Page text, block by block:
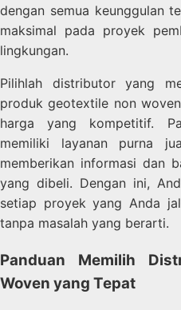
dengan semua keunggulan
maksimal pada proyek
lingkungan.
Pilihlah distributor yang
produk geotextile non
harga yang kompetitif.
memiliki layanan purna
memberikan informasi dan
yang dibeli. Dengan ini,
setiap proyek yang Anda
tanpa masalah yang berarti.
Panduan Memilih
Woven yang Tepat